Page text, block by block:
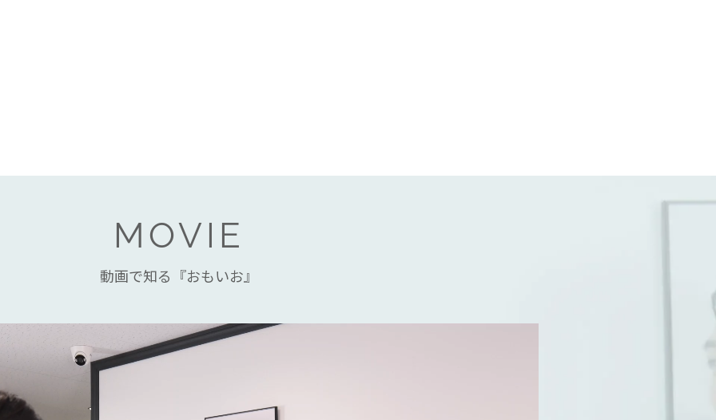
MOVIE
動画で知る『おもいお』